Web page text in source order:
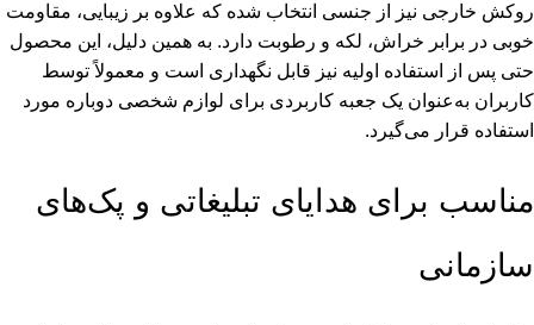
روکش خارجی نیز از جنسی انتخاب شده که علاوه بر زیبایی، مقاومت
خوبی در برابر خراش، لکه و رطوبت دارد. به همین دلیل، این محصول
حتی پس از استفاده اولیه نیز قابل نگهداری است و معمولاً توسط
کاربران به‌عنوان یک جعبه کاربردی برای لوازم شخصی دوباره مورد
استفاده قرار می‌گیرد.
مناسب برای هدایای تبلیغاتی و پک‌های
سازمانی